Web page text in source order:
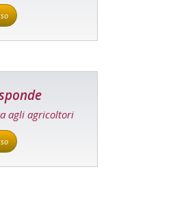
agli agricoltori